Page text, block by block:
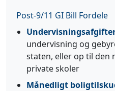
Post-9/11 GI Bill Fordele
undervisning og
staten, eller op til den
private skoler
Månedligt